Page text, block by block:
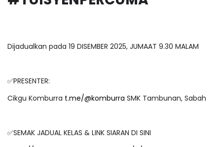
Dijadualkan pada 19 DISEMBER 2025, JUMAAT 9.30 MALAM
✅PRESENTER:
Cikgu Komburra t.me/@komburra SMK Tambunan, Sabah
✅SEMAK JADUAL KELAS & LINK SIARAN DI SINI